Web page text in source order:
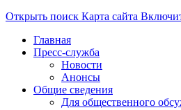
Открыть поиск Карта сайта
Главная
Пресс-служба
Новости
Анонсы
Общие сведения
Для общественного